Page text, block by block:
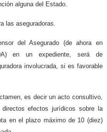
alguna del Estado.
las aseguradoras.
del Asegurado (de ahora en
en un expediente, será de
involucrada, si es favorable
es decir un acto consultivo,
efectos jurídicos sobre la
en el plazo máximo de 10 (diez)